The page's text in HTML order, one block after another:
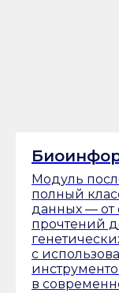
Модуль
полный
данных — от
прочтений
с
в